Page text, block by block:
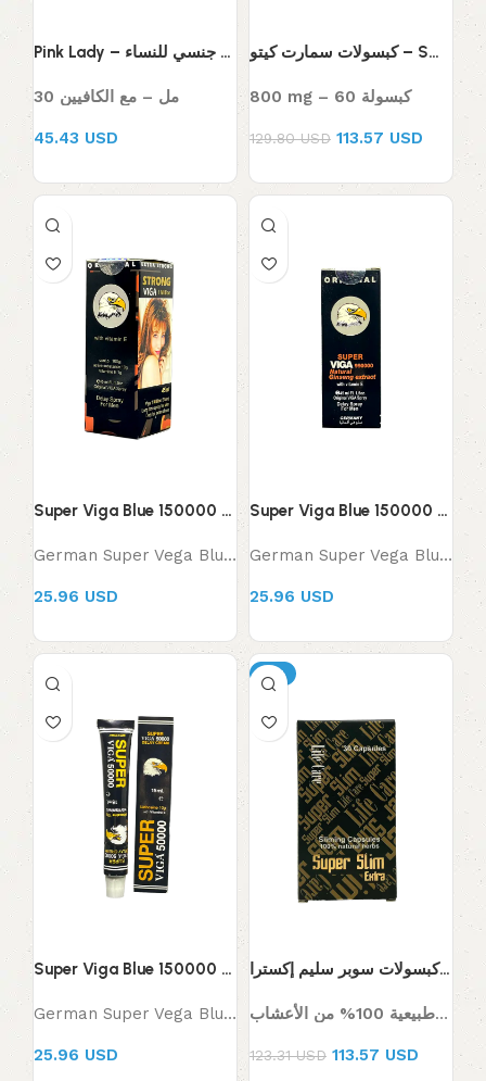
Pink Lady – مقوي جنسي للنساء
30 مل – مع الكافيين
45.43 USD
كبسولات سمارت كيتو – Smart Keto Weight Loss
800 mg – 60 كبسولة
129.80 USD 113.57 USD
Super Viga Blue 150000 Delay Spray for Men (Copy) (Copy) (Copy)
German Super Vega Blue Spray 150000 for Men
25.96 USD
Super Viga Blue 150000 Delay Spray for Men (Copy) (Copy)
German Super Vega Blue Spray 150000 for Men
25.96 USD
Super Viga Blue 150000 Delay Spray for Men (Copy)
German Super Vega Blue Spray 150000 for Men
25.96 USD
-8%
كبسولات سوبر سليم إكسترا – Super Slim Extra
تركيبة طبيعية 100% من الأعشاب
123.31 USD 113.57 USD